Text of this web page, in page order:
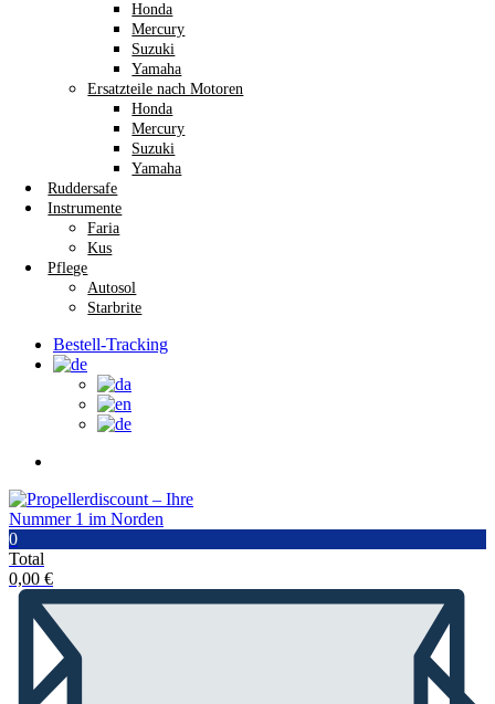
Honda
Mercury
Suzuki
Yamaha
Ersatzteile nach Motoren
Honda
Mercury
Suzuki
Yamaha
Ruddersafe
Instrumente
Faria
Kus
Pflege
Autosol
Starbrite
Bestell-Tracking
0
Total
0,00 €